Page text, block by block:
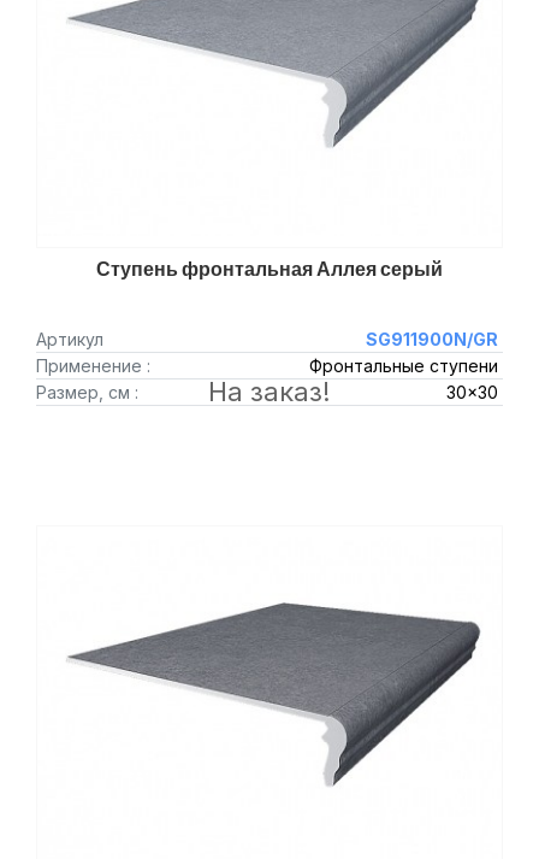
Ступень фронтальная Аллея серый
Артикул
SG911900N/GR
Применение :
Фронтальные ступени
Размер, см :
30x30
На заказ!